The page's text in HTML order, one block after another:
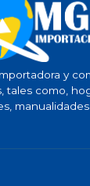
y
tales como,